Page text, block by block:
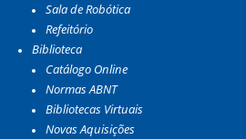
Sala de Robótica
Refeitório
Biblioteca
Catálogo Online
Normas ABNT
Bibliotecas Virtuais
Novas Aquisições